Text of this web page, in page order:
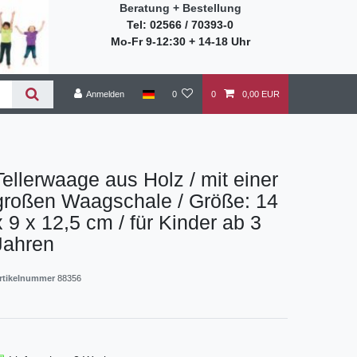
Beratung + Bestellung
Tel: 02566 / 70393-0
Mo-Fr 9-12:30 + 14-18 Uhr
Anmelden 0 0 0,00 EUR
aus Holz / mit einer
Waagschale / Größe: 14
9 x 12,5 cm / für Kinder ab 3
88356